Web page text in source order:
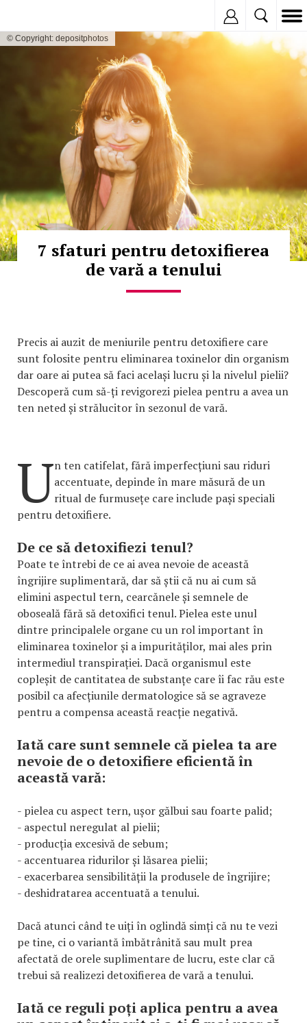
© Copyright: depositphotos
7 sfaturi pentru detoxifierea
de vară a tenului
Precis ai auzit de meniurile pentru detoxifiere care
sunt folosite pentru eliminarea toxinelor din organism
dar oare ai putea să faci același lucru și la nivelul pielii?
Descoperă cum să-ți revigorezi pielea pentru a avea un
ten neted și strălucitor în sezonul de vară.
Un ten catifelat, fără imperfecțiuni sau riduri
accentuate, depinde în mare măsură de un
ritual de furmusețe care include pași speciali
pentru detoxifiere.
De ce să detoxifiezi tenul?
Poate te întrebi de ce ai avea nevoie de această
îngrijire suplimentară, dar să știi că nu ai cum să
elimini aspectul tern, cearcănele și semnele de
oboseală fără să detoxifici tenul. Pielea este unul
dintre principalele organe cu un rol important în
eliminarea toxinelor și a impurităților, mai ales prin
intermediul transpirației. Dacă organismul este
copleșit de cantitatea de substanțe care îi fac rău este
posibil ca afecțiunile dermatologice să se agraveze
pentru a compensa această reacție negativă.
Iată care sunt semnele că pielea ta are
nevoie de o detoxifiere eficientă în
această vară:
- pielea cu aspect tern, ușor gălbui sau foarte palid;
- aspectul neregulat al pielii;
- producția excesivă de sebum;
- accentuarea ridurilor și lăsarea pielii;
- exacerbarea sensibilității la produsele de îngrijire;
- deshidratarea accentuată a tenului.
Dacă atunci când te uiți în oglindă simți că nu te vezi
pe tine, ci o variantă îmbătrânită sau mult prea
afectată de orele suplimentare de lucru, este clar că
trebui să realizezi detoxifierea de vară a tenului.
Iată ce reguli poți aplica pentru a avea